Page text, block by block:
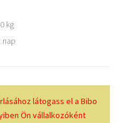
kg
nap
látogass el a Bibo
Ön vállalkozóként